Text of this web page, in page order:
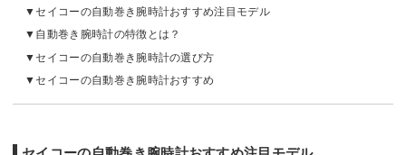
セイコーの自動巻き腕時計おすすめ注目モデル
自動巻き腕時計の特徴とは？
セイコーの自動巻き腕時計の選び方
セイコーの自動巻き腕時計おすすめ